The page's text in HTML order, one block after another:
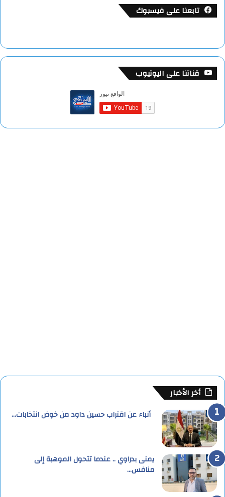
تابعنا على فيسبوك
قناتنا على اليوتيوب
أخر الأخبار
أنباء عن اقتراب حسين داود من خوض انتخابات…
يمنى بدراوي .. عندما تتحول الموهبة إلى
منافس…